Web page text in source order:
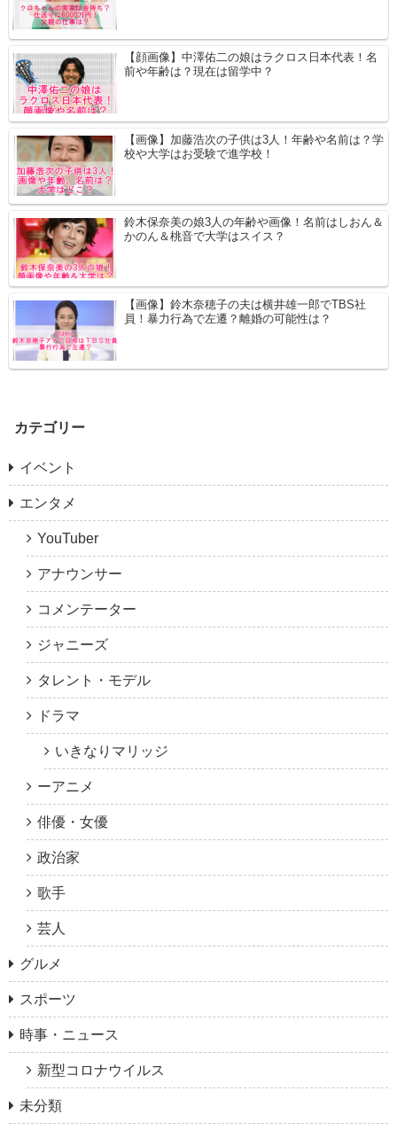
【顔画像】中澤佑二の娘はラクロス日本代表！名
前や年齢は？現在は留学中？
【画像】加藤浩次の子供は3人！年齢や名前は？学
校や大学はお受験で進学校！
鈴木保奈美の娘3人の年齢や画像！名前はしおん＆
かのん＆桃音で大学はスイス？
【画像】鈴木奈穂子の夫は横井雄一郎でTBS社
員！暴力行為で左遷？離婚の可能性は？
カテゴリー
イベント
エンタメ
YouTuber
アナウンサー
コメンテーター
ジャニーズ
タレント・モデル
ドラマ
いきなりマリッジ
ーアニメ
俳優・女優
政治家
歌手
芸人
グルメ
スポーツ
時事・ニュース
新型コロナウイルス
未分類